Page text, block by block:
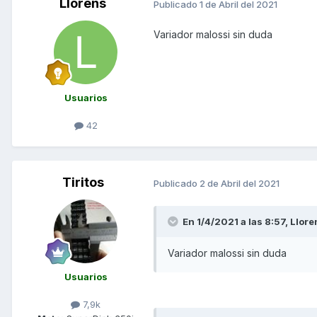
Llorens
Usuarios
42
Publicado 1 de Abril del 2021
Variador malossi sin duda
Tiritos
Usuarios
7,9k
Publicado 2 de Abril del 2021
En 1/4/2021 a las 8:57,
Variador malossi sin duda